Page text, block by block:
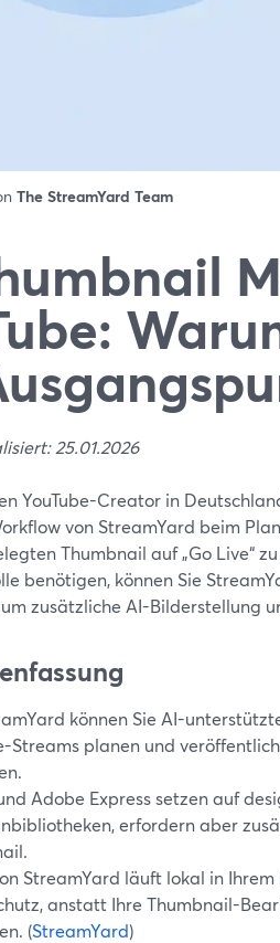
The StreamYard Team
25.01.2026
YouTube-Creator in
von StreamYard beim
Thumbnail auf „Go Live“
benötigen, können Sie
zusätzliche AI-Bilderstellung
können Sie AI-
Streams planen und
Adobe Express setzen auf
erfordern aber
StreamYard läuft lokal in
anstatt Ihre Thumbnail-
(StreamYard)